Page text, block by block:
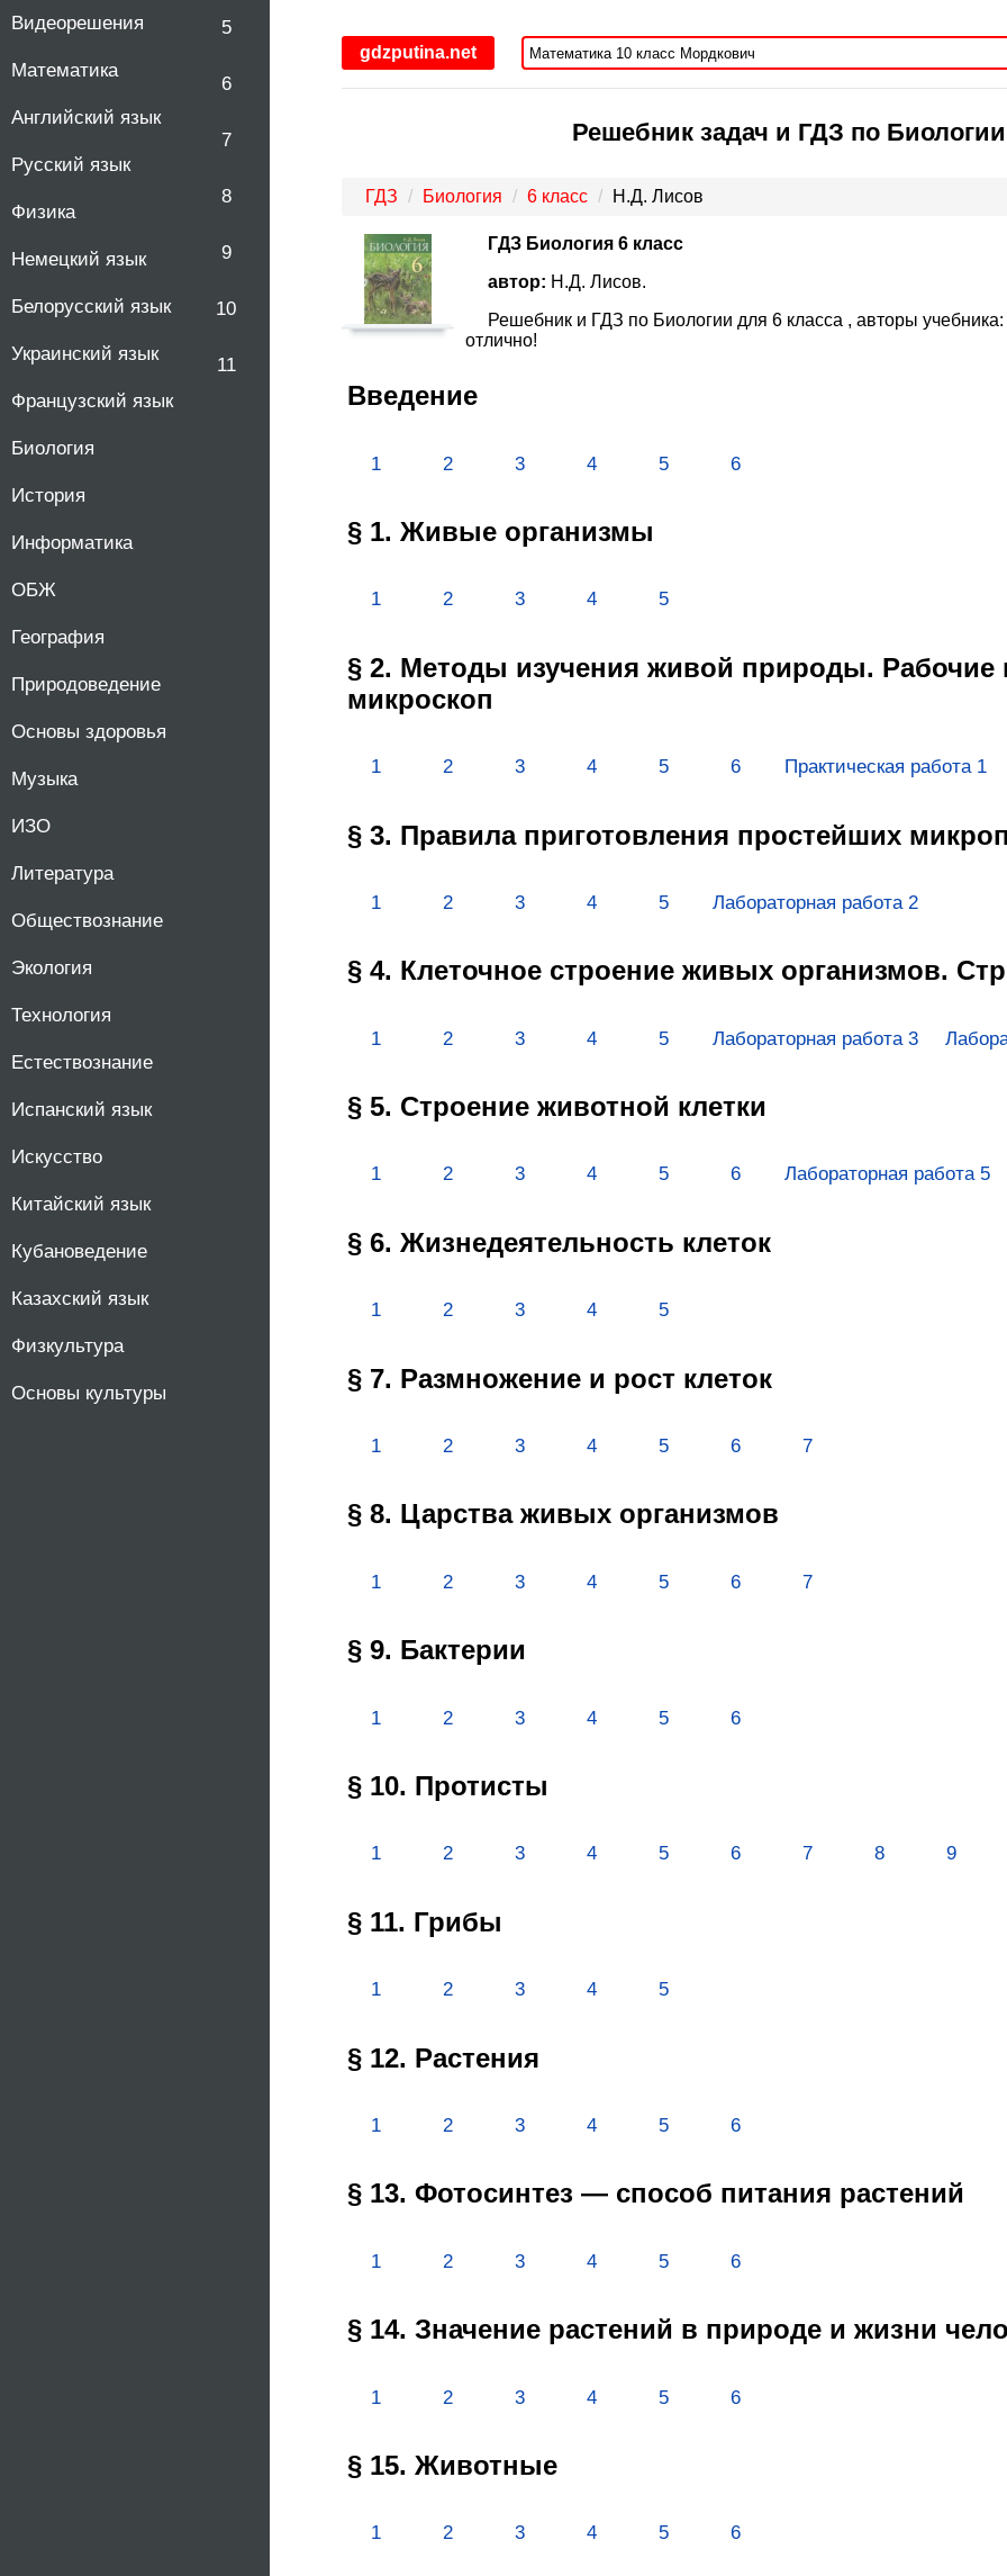
Видеорешения
Математика
Английский язык
Русский язык
Физика
Немецкий язык
Белорусский язык
Украинский язык
Французский язык
Биология
История
Информатика
ОБЖ
География
Природоведение
Основы здоровья
Музыка
ИЗО
Литература
Обществознание
Экология
Технология
Естествознание
Испанский язык
Искусство
Китайский язык
Кубановедение
Казахский язык
Физкультура
Основы культуры
5
6
7
8
9
10
11
gdzputina.net
Решебник задач и ГДЗ по
ГДЗ Биология 6 класс Н.Д. Лисов
ГДЗ Биология 6 класс
автор: Н.Д. Лисов.
Решебник и ГДЗ по Биологии для 6 класса , авторы
отлично!
Введение
1 2 3 4 5 6
§ 1. Живые организмы
1 2 3 4 5
§ 2. Методы изучения живой природы. Рабочие
микроскоп
1 2 3 4 5 6 Практическая работа 1
§ 3. Правила приготовления простейших
1 2 3 4 5 Лабораторная работа 2
§ 4. Клеточное строение живых организмов.
1 2 3 4 5 Лабораторная работа 3
§ 5. Строение животной клетки
1 2 3 4 5 6 Лабораторная работа 5
§ 6. Жизнедеятельность клеток
1 2 3 4 5
§ 7. Размножение и рост клеток
1 2 3 4 5 6 7
§ 8. Царства живых организмов
1 2 3 4 5 6 7
§ 9. Бактерии
1 2 3 4 5 6
§ 10. Протисты
1 2 3 4 5 6 7 8 9
§ 11. Грибы
1 2 3 4 5
§ 12. Растения
1 2 3 4 5 6
§ 13. Фотосинтез — способ питания растений
1 2 3 4 5 6
§ 14. Значение растений в природе и жизни
1 2 3 4 5 6
§ 15. Животные
1 2 3 4 5 6